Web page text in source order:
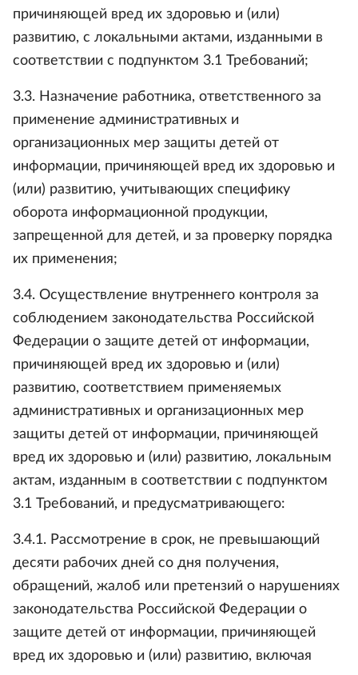
причиняющей вред их здоровью и (или)
развитию, с локальными актами, изданными в
соответствии с подпунктом 3.1 Требований;
3.3. Назначение работника, ответственного за
применение административных и
организационных мер защиты детей от
информации, причиняющей вред их здоровью и
(или) развитию, учитывающих специфику
оборота информационной продукции,
запрещенной для детей, и за проверку порядка
их применения;
3.4. Осуществление внутреннего контроля за
соблюдением законодательства Российской
Федерации о защите детей от информации,
причиняющей вред их здоровью и (или)
развитию, соответствием применяемых
административных и организационных мер
защиты детей от информации, причиняющей
вред их здоровью и (или) развитию, локальным
актам, изданным в соответствии с подпунктом
3.1 Требований, и предусматривающего:
3.4.1. Рассмотрение в срок, не превышающий
десяти рабочих дней со дня получения,
обращений, жалоб или претензий о нарушениях
законодательства Российской Федерации о
защите детей от информации, причиняющей
вред их здоровью и (или) развитию, включая